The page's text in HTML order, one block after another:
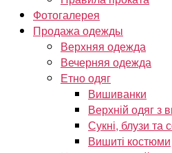
Фотогалерея
Продажа одежды
Верхняя одежда
Вечерняя одежда
Етно одяг
Вишиванки
Верхній одяг з
Сукні, блузи та
Вишиті костюми